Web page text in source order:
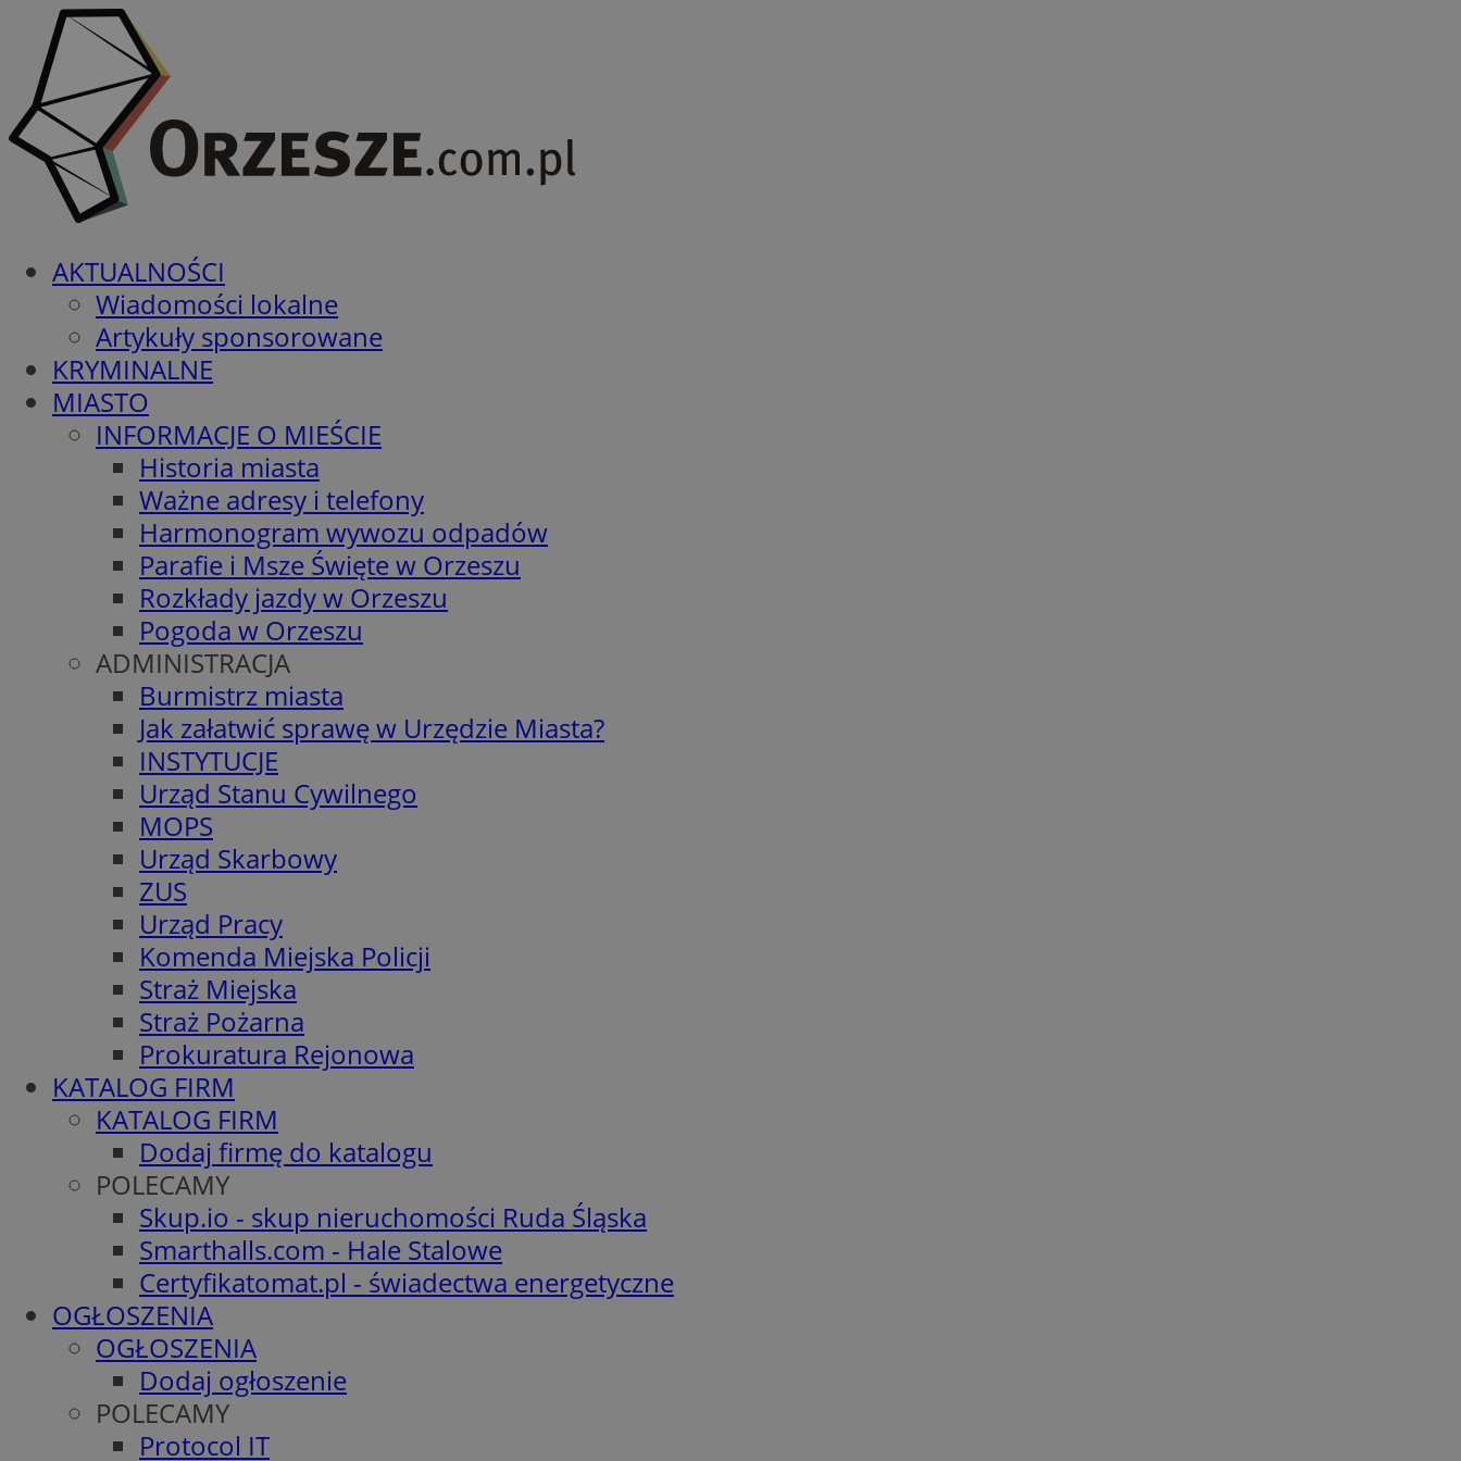
AKTUALNOŚCI
Wiadomości lokalne
Artykuły sponsorowane
KRYMINALNE
MIASTO
INFORMACJE O MIEŚCIE
Historia miasta
Ważne adresy i telefony
Harmonogram wywozu odpadów
Parafie i Msze Święte w Orzeszu
Rozkłady jazdy w Orzeszu
Pogoda w Orzeszu
ADMINISTRACJA
Burmistrz miasta
Jak załatwić sprawę w Urzędzie Miasta?
INSTYTUCJE
Urząd Stanu Cywilnego
MOPS
Urząd Skarbowy
ZUS
Urząd Pracy
Komenda Miejska Policji
Straż Miejska
Straż Pożarna
Prokuratura Rejonowa
KATALOG FIRM
KATALOG FIRM
Dodaj firmę do katalogu
POLECAMY
Skup.io - skup nieruchomości Ruda Śląska
Smarthalls.com - Hale Stalowe
Certyfikatomat.pl - świadectwa energetyczne
OGŁOSZENIA
OGŁOSZENIA
Dodaj ogłoszenie
POLECAMY
Protocol IT